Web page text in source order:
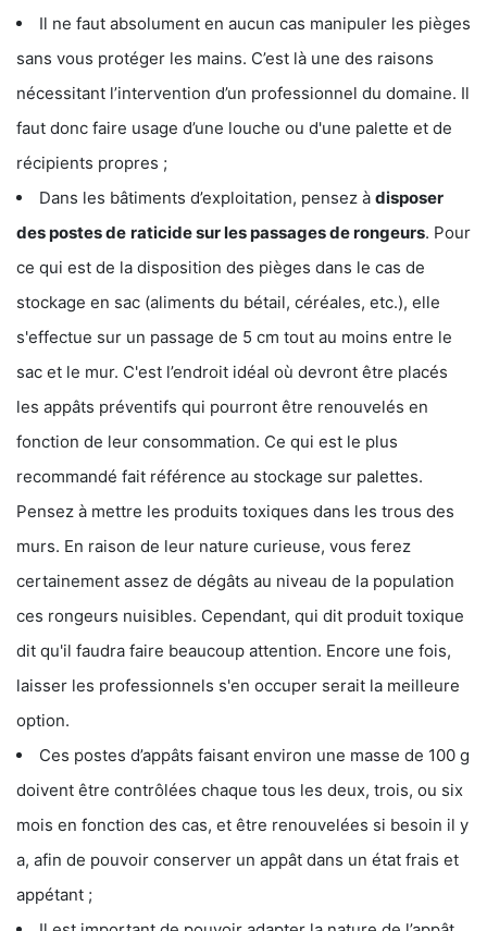
Il ne faut absolument en aucun cas manipuler les pièges
sans vous protéger les mains. C’est là une des raisons
nécessitant l’intervention d’un professionnel du domaine. Il
faut donc faire usage d’une louche ou d'une palette et de
récipients propres ;
Dans les bâtiments d’exploitation, pensez à disposer
des postes de raticide sur les passages de rongeurs. Pour
ce qui est de la disposition des pièges dans le cas de
stockage en sac (aliments du bétail, céréales, etc.), elle
s'effectue sur un passage de 5 cm tout au moins entre le
sac et le mur. C'est l’endroit idéal où devront être placés
les appâts préventifs qui pourront être renouvelés en
fonction de leur consommation. Ce qui est le plus
recommandé fait référence au stockage sur palettes.
Pensez à mettre les produits toxiques dans les trous des
murs. En raison de leur nature curieuse, vous ferez
certainement assez de dégâts au niveau de la population
ces rongeurs nuisibles. Cependant, qui dit produit toxique
dit qu'il faudra faire beaucoup attention. Encore une fois,
laisser les professionnels s'en occuper serait la meilleure
option.
Ces postes d’appâts faisant environ une masse de 100 g
doivent être contrôlées chaque tous les deux, trois, ou six
mois en fonction des cas, et être renouvelées si besoin il y
a, afin de pouvoir conserver un appât dans un état frais et
appétant ;